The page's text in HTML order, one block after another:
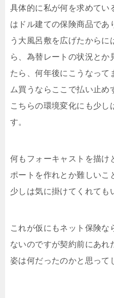
具体的に私が何を求めてい
はドル建ての保険商品であ
う大風呂敷を広げたから
ら、為替レートの状況とか
たら、何年後にこうなって
ム買うならここで払い止
こちらの環境変化にも少し
す。
何もフォーキャストを描け
ポートを作れとか難しいこ
少しは気に掛けてくれても
これが仮にもネット保険な
ないのですが契約前にあれ
姿は何だったのかと思って